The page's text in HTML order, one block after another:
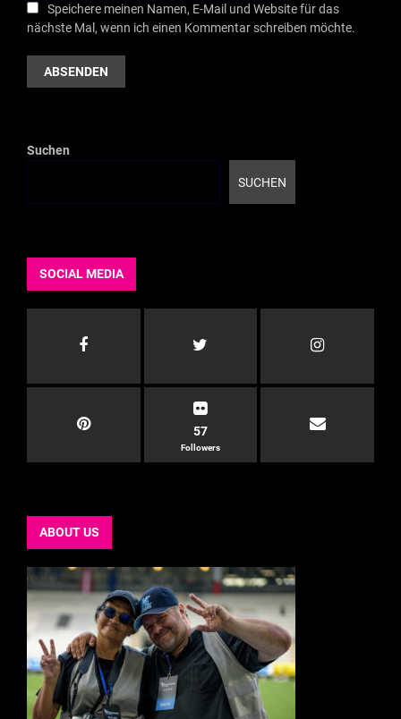
Speichere meinen Namen, E-Mail und Website für das
nächste Mal, wenn ich einen Kommentar schreiben möchte.
Suchen
SUCHEN
SOCIAL MEDIA
57
Followers
ABOUT US